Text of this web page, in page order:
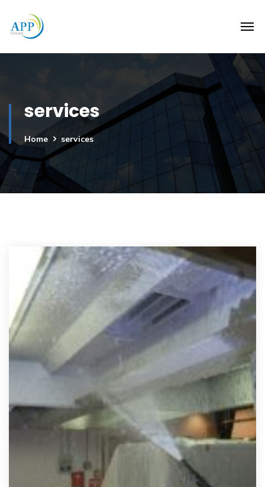
services
Home services